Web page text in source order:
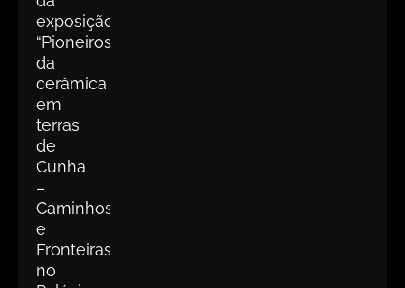
exposição
“Pioneiros
da
cerâmica
em
terras
de
Cunha
–
Caminhos
e
Fronteiras”
no